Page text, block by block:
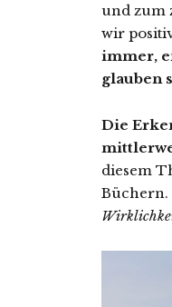
und zum
wir
immer,
glauben
Die
diesem
Büchern.